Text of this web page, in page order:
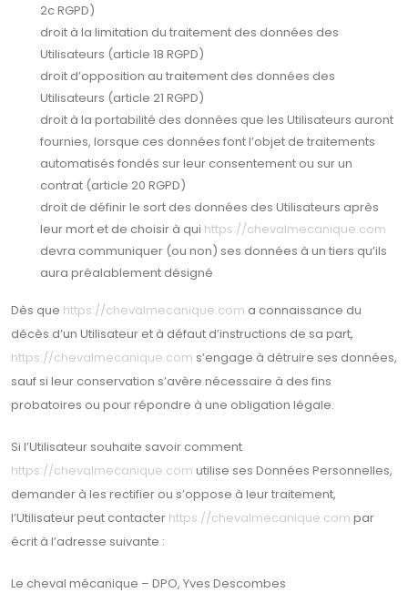
2c RGPD)
droit à la limitation du traitement des données des
Utilisateurs (article 18 RGPD)
droit d’opposition au traitement des données des
Utilisateurs (article 21 RGPD)
droit à la portabilité des données que les Utilisateurs auront
fournies, lorsque ces données font l’objet de traitements
automatisés fondés sur leur consentement ou sur un
contrat (article 20 RGPD)
droit de définir le sort des données des Utilisateurs après
leur mort et de choisir à qui https://chevalmecanique.com
devra communiquer (ou non) ses données à un tiers qu’ils
aura préalablement désigné
Dès que https://chevalmecanique.com a connaissance du
décès d’un Utilisateur et à défaut d’instructions de sa part,
https://chevalmecanique.com s’engage à détruire ses données,
sauf si leur conservation s’avère nécessaire à des fins
probatoires ou pour répondre à une obligation légale.
Si l’Utilisateur souhaite savoir comment
https://chevalmecanique.com utilise ses Données Personnelles,
demander à les rectifier ou s’oppose à leur traitement,
l’Utilisateur peut contacter https://chevalmecanique.com par
écrit à l’adresse suivante :
Le cheval mécanique – DPO, Yves Descombes